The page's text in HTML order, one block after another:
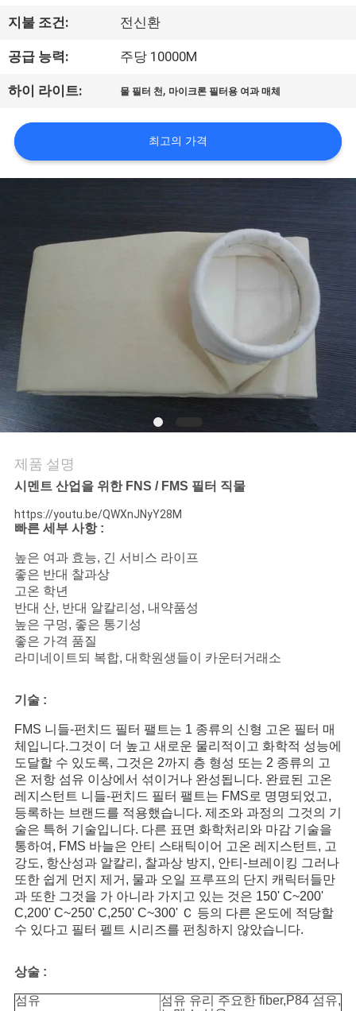
학
품
관
리
기
조
회
요
청
하
다
사
이
트
맵
PRIVACY
POLICY
지불 조건: 전신환
공급 능력: 주당 10000M
하이 라이트: 물 필터 천, 마이크론 필터용 여과 매체
최고의 가격
제품 설명
시멘트 산업을 위한 FNS / FMS 필터 직물
https://youtu.be/QWXnJNyY28M
빠른 세부 사항 :
높은 여과 효능, 긴 서비스 라이프
좋은 반대 찰과상
고온 학년
반대 산, 반대 알칼리성, 내약품성
높은 구멍, 좋은 통기성
좋은 가격 품질
라미네이트되 복합, 대학원생들이 카운터거래소
기술 :
FMS 니들-펀치드 필터 팰트는 1 종류의 신형 고온 필터 매
체입니다.그것이 더 높고 새로운 물리적이고 화학적 성능에
도달할 수 있도록, 그것은 2까지 층 형성 또는 2 종류의 고
온 저항 섬유 이상에서 섞이거나 완성됩니다. 완료된 고온
레지스턴트 니들-펀치드 필터 팰트는 FMS로 명명되었고,
등록하는 브랜드를 적용했습니다. 제조와 과정의 그것의 기
술은 특허 기술입니다. 다른 표면 화학처리와 마감 기술을
통하여, FMS 바늘은 안티 스태틱이어 고온 레지스턴트, 고
강도, 항산성과 알칼리, 찰과상 방지, 안티-브레이킹 그러나
또한 쉽게 먼지 제거, 물과 오일 프루프의 단지 캐릭터들만
과 또한 그것을 가 아니라 가지고 있는 것은 150' C~200'
C,200' C~250' C,250' C~300' Ｃ 등의 다른 온도에 적당할
수 있다고 필터 펠트 시리즈를 펀칭하지 않았습니다.
상술 :
섬유
섬유 유리 주요한 fiber,P84 섬유,